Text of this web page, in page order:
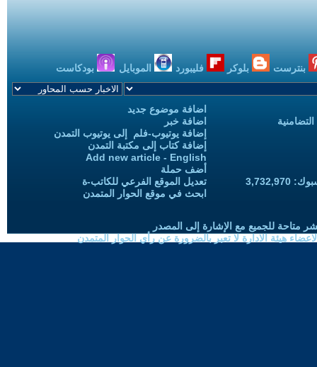
بنترست بلوكر فليبورد الموبايل بودكاست
اضافة موضوع جديد
اضافة خبر
إضافة يوتيوب-فلم إلى يوتيوب التمدن
إضافة كتاب إلى مكتبة التمدن
Add new article - English
أضف حملة
تعديل الموقع الفرعي للكاتب-ة
ابحث في موقع الحوار المتمدن
متاحة للجميع مع الإشارة إلى المصدر
هيئة الادارة لا تعبر بالضرورة عن رأي الحوار المتمدن